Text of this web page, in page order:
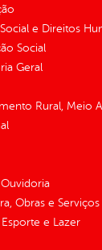
e Direitos
Social
Geral
Rural, Meio
Obras e
e Lazer